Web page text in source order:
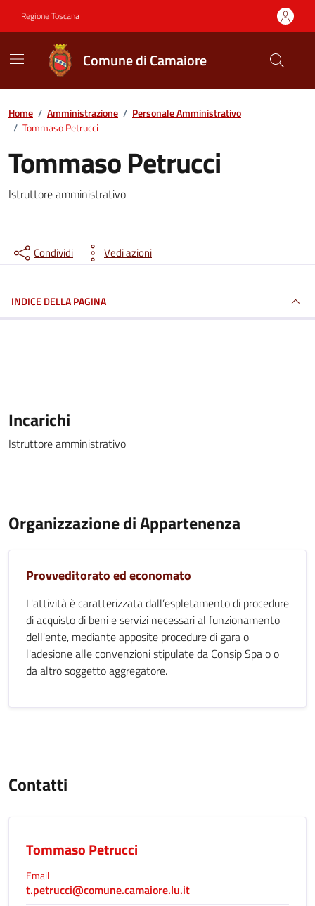
Regione Toscana
Comune di Camaiore
Contenuti in evidenza
Home / Amministrazione / Personale Amministrativo
/ Tommaso Petrucci
Tommaso Petrucci
Istruttore amministrativo
Condividi Vedi azioni
INDICE DELLA PAGINA
Incarichi
Istruttore amministrativo
Organizzazione di Appartenenza
Provveditorato ed economato
L'attività è caratterizzata dall’espletamento di procedure
di acquisto di beni e servizi necessari al funzionamento
dell'ente, mediante apposite procedure di gara o
l'adesione alle convenzioni stipulate da Consip Spa o o
da altro soggetto aggregatore.
Contatti
Tommaso Petrucci
Email
t.petrucci@comune.camaiore.lu.it